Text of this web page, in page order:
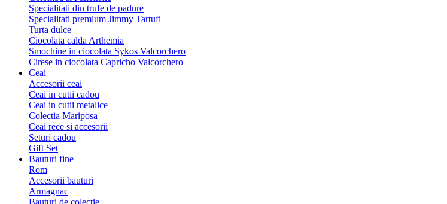
Specialitati din trufe de padure
Specialitati premium Jimmy Tartufi
Turta dulce
Ciocolata calda Arthemia
Smochine in ciocolata Sykos Valcorchero
Cirese in ciocolata Capricho Valcorchero
Ceai
Accesorii ceai
Ceai in cutii cadou
Ceai in cutii metalice
Colectia Mariposa
Ceai rece si accesorii
Seturi cadou
Gift Set
Bauturi fine
Rom
Accesorii bauturi
Armagnac
Bauturi de colectie